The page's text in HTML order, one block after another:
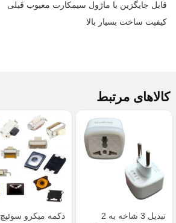
قابل جایگزین با ماژول سیمکارت معیوب قبلی
کیفیت ساخت بسیار بالا
کالاهای مرتبط
تبدیل 3 شاخه به 2
دکمه میکرو سوئیچ